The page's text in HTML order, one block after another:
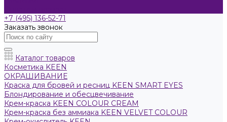
+7 (495) 136-52-71
Заказать звонок
Каталог товаров
Косметика KEEN
ОКРАШИВАНИЕ
Краска для бровей и ресниц KEEN SMART EYES
Блондирование и обесцвечивание
Крем-краска KEEN COLOUR CREAM
Крем-краска без аммиака KEEN VELVET COLOUR